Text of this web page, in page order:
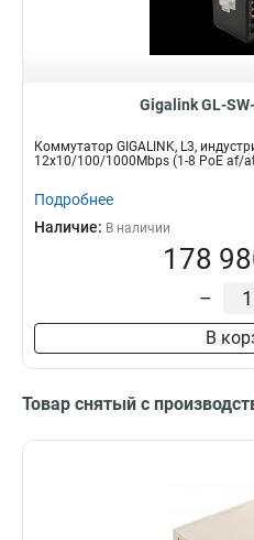
Gigalink GL-
Коммутатор GIGALINK, L3,
12x10/100/1000Mbps (1-8 PoE af/
Подробнее
Наличие: В наличии
178
–
В
Товар снятый с